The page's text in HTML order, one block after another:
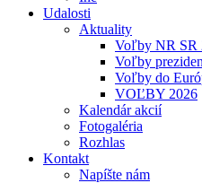
Udalosti
Aktuality
Voľby NR SR
Voľby
Voľby do
VOĽBY 2026
Kalendár akcií
Fotogaléria
Rozhlas
Kontakt
Napíšte nám